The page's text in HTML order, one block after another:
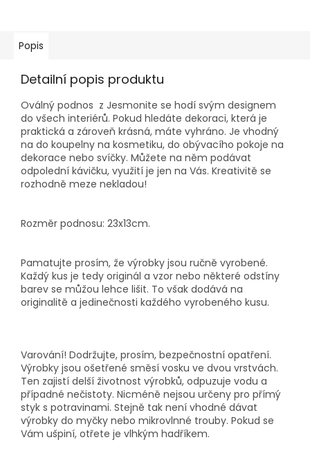
Popis
Detailní popis produktu
Oválný podnos z Jesmonite se hodí svým designem
do všech interiérů. Pokud hledáte dekoraci, která je
praktická a zároveň krásná, máte vyhráno. Je vhodný
na do koupelny na kosmetiku, do obývacího pokoje na
dekorace nebo svíčky. Můžete na něm podávat
odpolední kávičku, využití je jen na Vás. Kreativitě se
rozhodně meze nekladou!
Rozměr podnosu: 23x13cm.
Pamatujte prosím, že výrobky jsou ručně vyrobené.
Každý kus je tedy originál a vzor nebo některé odstíny
barev se můžou lehce lišit. To však dodává na
originalitě a jedinečnosti každého vyrobeného kusu.
Varování! Dodržujte, prosím, bezpečnostní opatření.
Výrobky jsou ošetřené směsí vosku ve dvou vrstvách.
Ten zajistí delší životnost výrobků, odpuzuje vodu a
případné nečistoty. Nicméně nejsou určeny pro přímý
styk s potravinami. Stejně tak není vhodné dávat
výrobky do myčky nebo mikrovlnné trouby. Pokud se
Vám ušpiní, otřete je vlhkým hadříkem.